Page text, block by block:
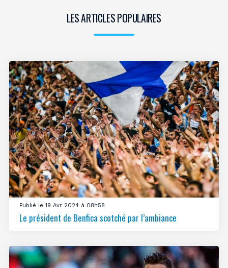
LES ARTICLES POPULAIRES
Publié le 19 Avr 2024 à 08h58
Le président de Benfica scotché par l’ambiance